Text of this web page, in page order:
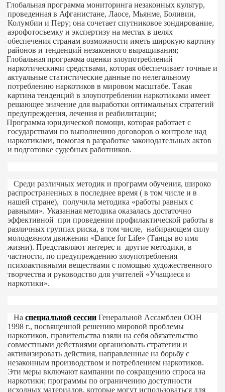
Глобальная программа мониторинга незаконных культур,
проведенная в Афганистане, Лаосе, Мьянме, Боливии,
Колумбии и Перу; она сочетает спутниковое зондирование,
аэрофотосъемку и экспертизу на местах в целях
обеспечения странам возможности иметь широкую картину
районов и тенденций незаконного выращивания;
Глобальная программа оценки злоупотреблений
наркотическими средствами, которая обеспечивает точные и
актуальные статистические данные по нелегальному
потреблению наркотиков в мировом масштабе. Такая
картина тенденций в злоупотреблении наркотиками имеет
решающее значение для выработки оптимальных стратегий
предупреждения, лечения и реабилитации;
Программа юридической помощи, которая работает с
государствами по выполнению договоров о контроле над
наркотиками, помогая в разработке законодательных актов
и подготовке судебных работников.
Среди различных методик и программ обучения, широко
распространенных в последнее время ( в том числе и в
нашей стране), получила методика «работы равных с
равными». Указанная методика оказалась достаточно
эффективной при проведении профилактической работы в
различных группах риска, в том числе, набирающем силу
молодежном движении «Dance for Life» (Танцы во имя
жизни). Представляют интерес и другие методики, в
частности, по предупреждению злоупотребления
психоактивными веществами с помощью художественного
творчества и руководство для учителей «Учащиеся и
наркотики».
На специальной сессии Генеральной Ассамблеи ООН
1998 г., посвященной решению мировой проблемы
наркотиков, правительства взяли на себя обязательство
совместными действиями организовать стратегии и
активизировать действия, направленные на борьбу с
незаконным производством и потреблением наркотиков.
Эти меры включают кампании по сокращению спроса на
наркотики; программы по ограничению доступности
исходных материалов, которые могут использоваться для
бизнеса и молодежного предпринимательства в
of the Kyrgyz Republic
докладов РФ